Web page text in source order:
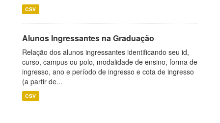
CSV
Alunos Ingressantes na Graduação
Relação dos alunos ingressantes identificando seu id,
curso, campus ou polo, modalidade de ensino, forma de
ingresso, ano e período de ingresso e cota de ingresso
(a partir de...
CSV